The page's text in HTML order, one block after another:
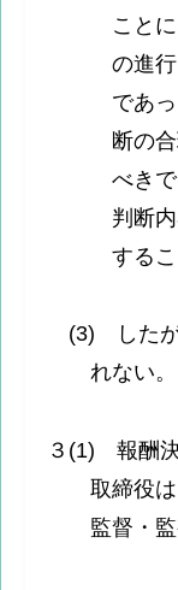
こと
の進
であ
断の
べき
判断
する
(3) したがっ
れない。
３(1) 報酬決
取締役
監督・